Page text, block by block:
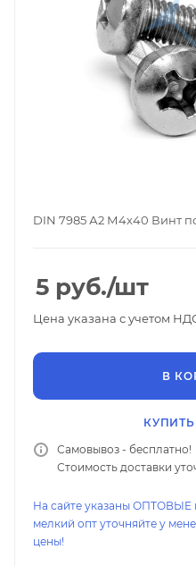
DIN 7985 А2 М4х40 Винт
5 руб./шт
Цена указана с учетом
В
Самовывоз - бесплатно!
Стоимость доставки
На сайте указаны ОПТОВЫЕ
мелкий опт уточняйте у
цены!